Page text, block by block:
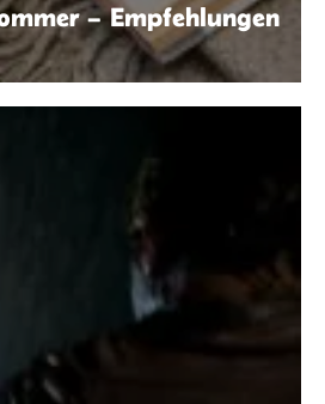
– Empfehlungen